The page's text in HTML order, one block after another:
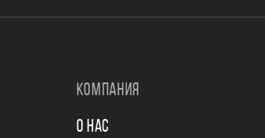
КОМПАНИЯ
О НАС